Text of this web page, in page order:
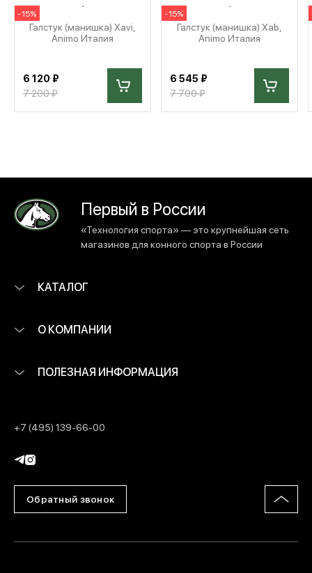
-15%
Галстук (манишка) Xavi,
Animo Италия
6 120 ₽
7 200 ₽
-15%
Галстук (манишка) Xab,
Animo Италия
6 545 ₽
7 700 ₽
Первый в России
«Технология спорта» — это крупнейшая сеть
магазинов для конного спорта в России
КАТАЛОГ
О КОМПАНИИ
ПОЛЕЗНАЯ ИНФОРМАЦИЯ
+7 (495) 139-66-00
Обратный звонок